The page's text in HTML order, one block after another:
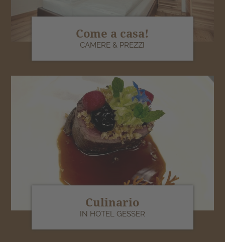
Come a casa!
CAMERE & PREZZI
Culinario
IN HOTEL GESSER